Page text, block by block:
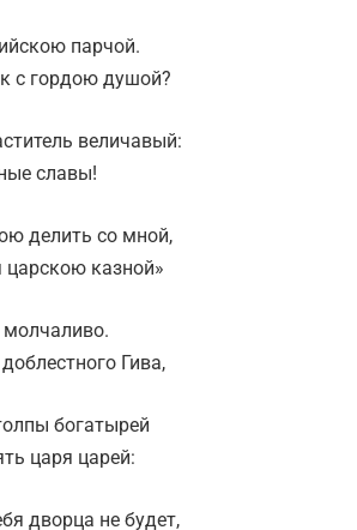
парчой.
с гордою душой?
величавый:
славы!
делить со мной,
казной»
молчаливо.
Гива,
богатырей
царя царей:
дворца не будет,